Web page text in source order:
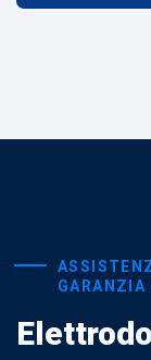
GARANZIA